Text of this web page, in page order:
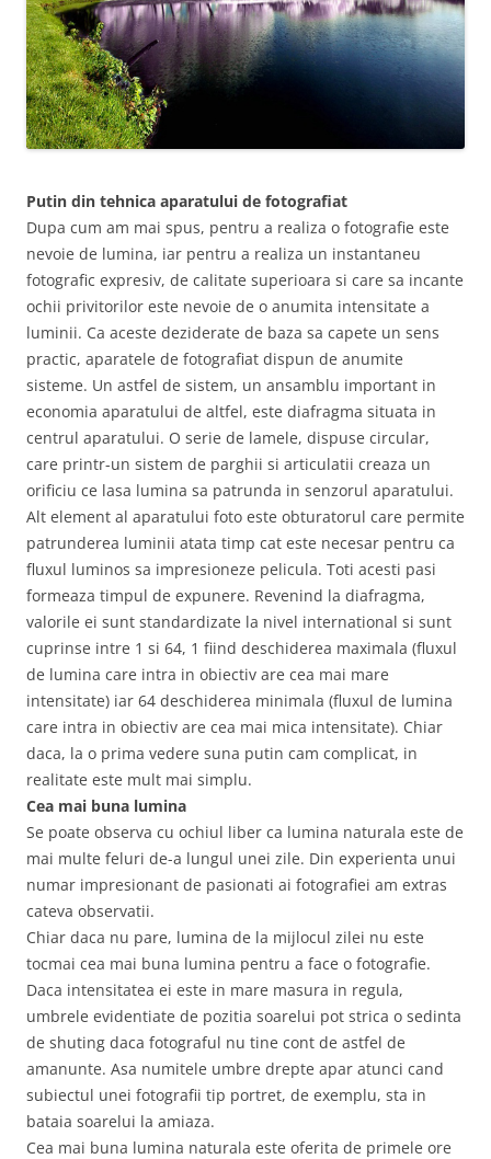
Putin din tehnica aparatului de fotografiat
Dupa cum am mai spus, pentru a realiza o fotografie este
nevoie de lumina, iar pentru a realiza un instantaneu
fotografic expresiv, de calitate superioara si care sa incante
ochii privitorilor este nevoie de o anumita intensitate a
luminii. Ca aceste deziderate de baza sa capete un sens
practic, aparatele de fotografiat dispun de anumite
sisteme. Un astfel de sistem, un ansamblu important in
economia aparatului de altfel, este diafragma situata in
centrul aparatului. O serie de lamele, dispuse circular,
care printr-un sistem de parghii si articulatii creaza un
orificiu ce lasa lumina sa patrunda in senzorul aparatului.
Alt element al aparatului foto este obturatorul care permite
patrunderea luminii atata timp cat este necesar pentru ca
fluxul luminos sa impresioneze pelicula. Toti acesti pasi
formeaza timpul de expunere. Revenind la diafragma,
valorile ei sunt standardizate la nivel international si sunt
cuprinse intre 1 si 64, 1 fiind deschiderea maximala (fluxul
de lumina care intra in obiectiv are cea mai mare
intensitate) iar 64 deschiderea minimala (fluxul de lumina
care intra in obiectiv are cea mai mica intensitate). Chiar
daca, la o prima vedere suna putin cam complicat, in
realitate este mult mai simplu.
Cea mai buna lumina
Se poate observa cu ochiul liber ca lumina naturala este de
mai multe feluri de-a lungul unei zile. Din experienta unui
numar impresionant de pasionati ai fotografiei am extras
cateva observatii.
Chiar daca nu pare, lumina de la mijlocul zilei nu este
tocmai cea mai buna lumina pentru a face o fotografie.
Daca intensitatea ei este in mare masura in regula,
umbrele evidentiate de pozitia soarelui pot strica o sedinta
de shuting daca fotograful nu tine cont de astfel de
amanunte. Asa numitele umbre drepte apar atunci cand
subiectul unei fotografii tip portret, de exemplu, sta in
bataia soarelui la amiaza.
Cea mai buna lumina naturala este oferita de primele ore